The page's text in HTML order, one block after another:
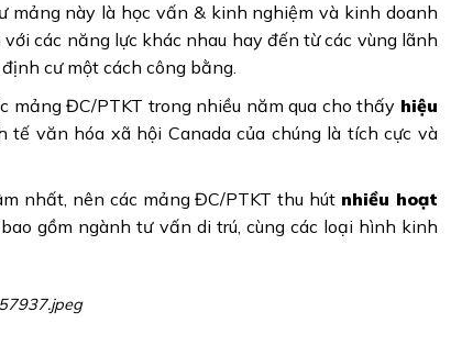
mảng này là học vấn & kinh nghiệm và kinh doanh
các năng lực khác nhau hay đến từ các vùng lãnh
cư một cách công bằng.
mảng ĐC/PTKT trong nhiều năm qua cho thấy hiệu
tế văn hóa xã hội Canada của chúng là tích cực và
nhất, nên các mảng ĐC/PTKT thu hút nhiều hoạt
gồm ngành tư vấn di trú, cùng các loại hình kinh